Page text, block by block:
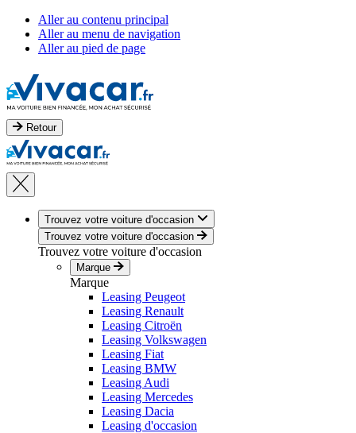
Aller au contenu principal
Aller au menu de navigation
Aller au pied de page
Retour
Trouvez votre voiture d'occasion
Trouvez votre voiture d'occasion
Trouvez votre voiture d'occasion
Marque
Marque
Leasing Peugeot
Leasing Renault
Leasing Citroën
Leasing Volkswagen
Leasing Fiat
Leasing BMW
Leasing Audi
Leasing Mercedes
Leasing Dacia
Leasing d'occasion